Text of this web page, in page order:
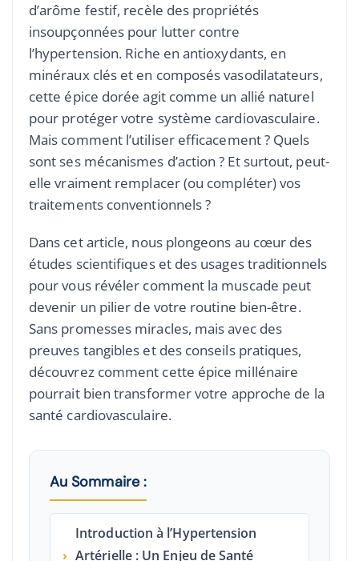
d’arôme festif, recèle des propriétés
insoupçonnées pour lutter contre
l’hypertension. Riche en antioxydants, en
minéraux clés et en composés vasodilatateurs,
cette épice dorée agit comme un allié naturel
pour protéger votre système cardiovasculaire.
Mais comment l’utiliser efficacement ? Quels
sont ses mécanismes d’action ? Et surtout, peut-
elle vraiment remplacer (ou compléter) vos
traitements conventionnels ?
Dans cet article, nous plongeons au cœur des
études scientifiques et des usages traditionnels
pour vous révéler comment la muscade peut
devenir un pilier de votre routine bien-être.
Sans promesses miracles, mais avec des
preuves tangibles et des conseils pratiques,
découvrez comment cette épice millénaire
pourrait bien transformer votre approche de la
santé cardiovasculaire.
Au Sommaire :
›
Introduction à l’Hypertension
Artérielle : Un Enjeu de Santé